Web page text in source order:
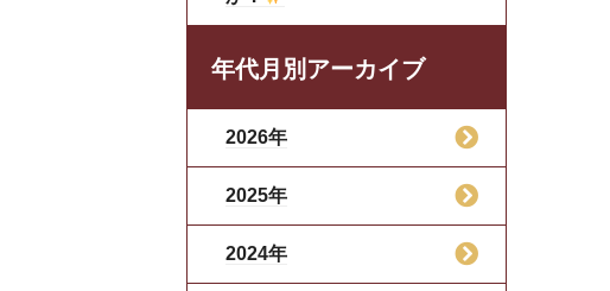
年代月別アーカイブ
2026年
2025年
2024年